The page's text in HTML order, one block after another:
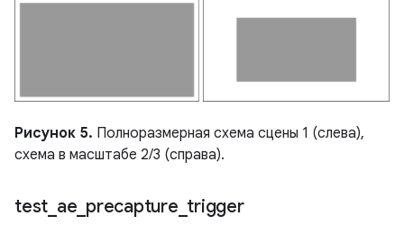
Рисунок 5. Полноразмерная схема сцены 1 (слева),
схема в масштабе 2/3 (справа).
test ae precapture trigger